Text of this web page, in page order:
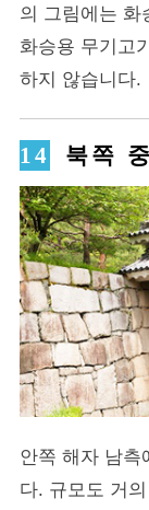
의 그림에는 화
화승용 무기고
하지 않습니다.
북쪽
안쪽 해자 남측
다. 규모도 거